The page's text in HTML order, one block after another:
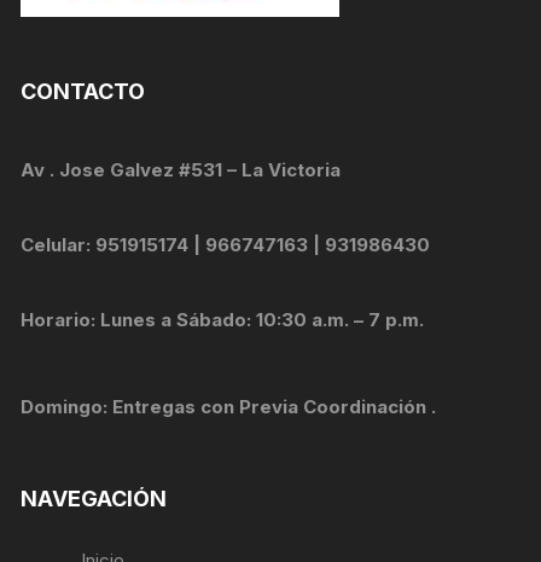
CONTACTO
Av . Jose Galvez #531 – La Victoria
Celular: 951915174 | 966747163 | 931986430
Horario: Lunes a Sábado: 10:30 a.m. – 7 p.m.
Domingo: Entregas con Previa Coordinación .
NAVEGACIÓN